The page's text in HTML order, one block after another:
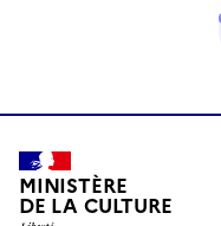
MINISTÈRE
DE LA CULTURE